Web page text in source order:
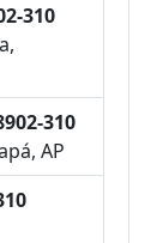
310
310
AP